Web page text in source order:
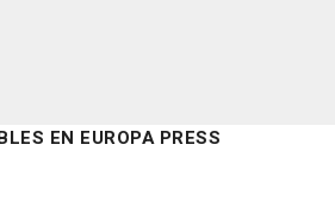
EN EUROPA PRESS